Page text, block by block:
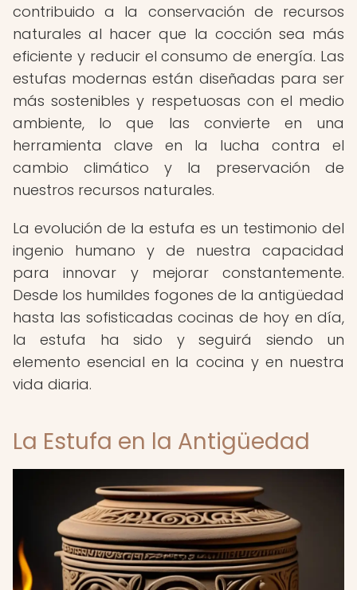
contribuido a la conservación de recursos
naturales al hacer que la cocción sea más
eficiente y reducir el consumo de energía. Las
estufas modernas están diseñadas para ser
más sostenibles y respetuosas con el medio
ambiente, lo que las convierte en una
herramienta clave en la lucha contra el
cambio climático y la preservación de
nuestros recursos naturales.
La evolución de la estufa es un testimonio del
ingenio humano y de nuestra capacidad
para innovar y mejorar constantemente.
Desde los humildes fogones de la antigüedad
hasta las sofisticadas cocinas de hoy en día,
la estufa ha sido y seguirá siendo un
elemento esencial en la cocina y en nuestra
vida diaria.
La Estufa en la Antigüedad